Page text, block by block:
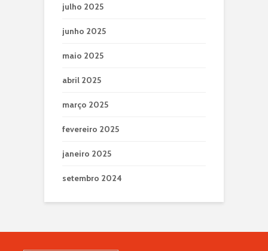
julho 2025
junho 2025
maio 2025
abril 2025
março 2025
fevereiro 2025
janeiro 2025
setembro 2024